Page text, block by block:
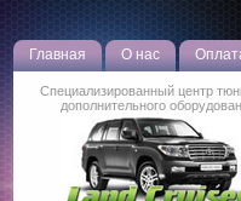
Главная О нас
Специализированный центр
дополнительного